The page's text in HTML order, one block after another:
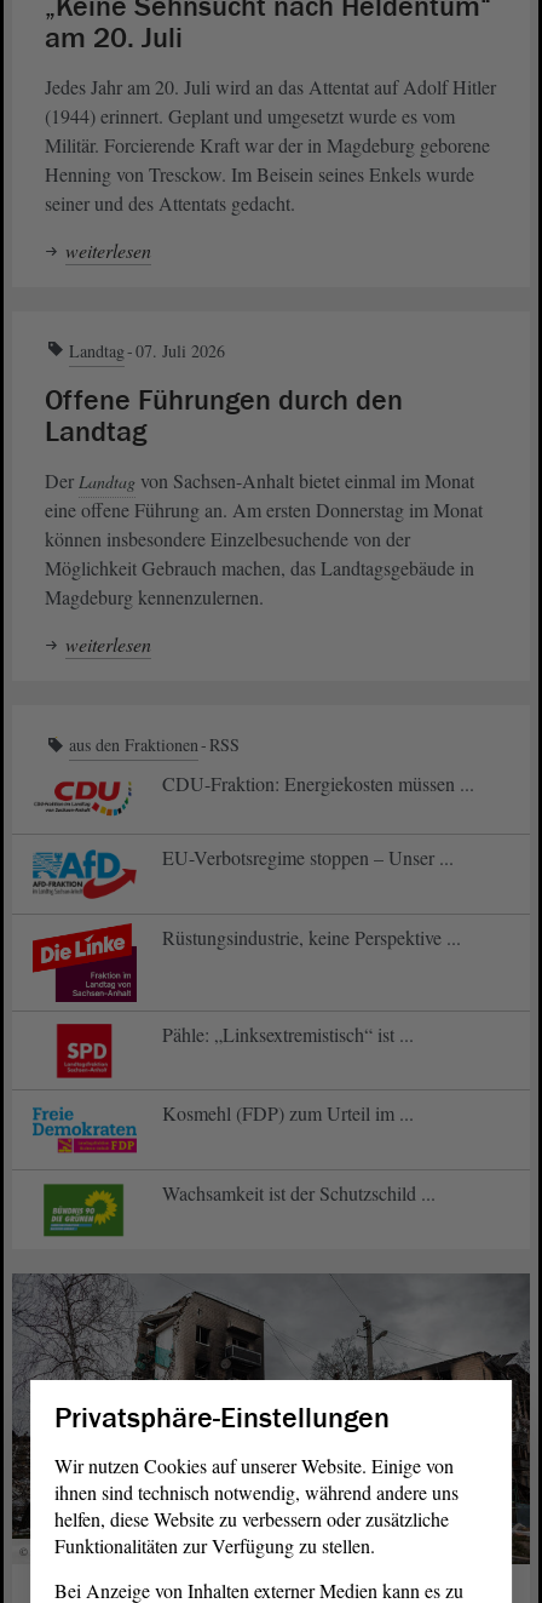
am 20. Juli
Jedes Jahr am 20. Juli wird an das Attentat auf Adolf Hitler
(1944) erinnert. Geplant und umgesetzt wurde es vom
Militär. Forcierende Kraft war der in Magdeburg geborene
Henning von Tresckow. Im Beisein seines Enkels wurde
seiner und des Attentats gedacht.
weiterlesen
Landtag 07. Juli 2026
Offene Führungen durch den
Landtag
Der Landtag von Sachsen-Anhalt bietet einmal im Monat
eine offene Führung an. Am ersten Donnerstag im Monat
können insbesondere Einzelbesuchende von der
Möglichkeit Gebrauch machen, das Landtagsgebäude in
Magdeburg kennenzulernen.
weiterlesen
aus den Fraktionen RSS
CDU-Fraktion: Energiekosten müssen ...
EU-Verbotsregime stoppen – Unser ...
Rüstungsindustrie, keine Perspektive ...
Pähle: „Linksextremistisch“ ist ...
Kosmehl (FDP) zum Urteil im ...
Wachsamkeit ist der Schutzschild ...
© stock.adobe.com - Александр Микрюков
Privatsphäre-Einstellungen
Wir nutzen Cookies auf unserer Website. Einige von
ihnen sind technisch notwendig, während andere uns
helfen, diese Website zu verbessern oder zusätzliche
Funktionalitäten zur Verfügung zu stellen.
Bei Anzeige von Inhalten externer Medien kann es zu